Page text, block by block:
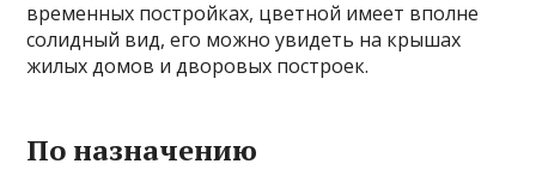
временных постройках, цветной имеет вполне
солидный вид, его можно увидеть на крышах
жилых домов и дворовых построек.
По назначению